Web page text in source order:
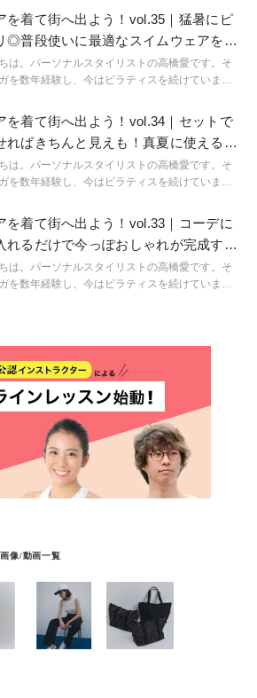
を着て街へ出よう！vol.35｜猛暑にピ
◎普段使いに最適なスイムウェアをコ
は。パーソナルスタイリストの高橋愛です。そ
を数年経験し、今はピラティスを続けていま
出よう！」をコンセプトに、人気のヨガウェア＆
ウェアブランドからいつものスタイリングにも
やすいウェアを見つけ出し、コーディネートし
す。
を着て街へ出よう！vol.34｜セットで
ればきちんと見えも！真夏に使えるス
ェア
は。パーソナルスタイリストの高橋愛です。そ
を数年経験し、今はピラティスを続けていま
出よう！」をコンセプトに、人気のヨガウェア＆
ウェアブランドからいつものスタイリングにも
やすいウェアを見つけ出し、コーディネートし
す。
を着て街へ出よう！vol.33｜コーデに
れるだけで今っぽおしゃれが完成する
は。パーソナルスタイリストの高橋愛です。そ
を数年経験し、今はピラティスを続けていま
す。
像/動画一覧